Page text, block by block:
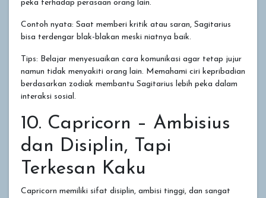
peka terhadap perasaan orang lain.
Contoh nyata: Saat memberi kritik atau saran, Sagitarius
bisa terdengar blak-blakan meski niatnya baik.
Tips: Belajar menyesuaikan cara komunikasi agar tetap jujur
namun tidak menyakiti orang lain. Memahami ciri kepribadian
berdasarkan zodiak membantu Sagitarius lebih peka dalam
interaksi sosial.
10. Capricorn – Ambisius
dan Disiplin, Tapi
Terkesan Kaku
Capricorn memiliki sifat disiplin, ambisi tinggi, dan sangat